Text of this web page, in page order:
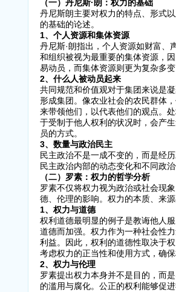
（一）丹尼斯·朗：权力的基础
丹尼斯朗主要对权力的特点、形式
的基础的论述。
1、个人资源和集体资源
丹尼斯·朗指出，个人资源如财富、
和组织被视为最重要的集体资源，
易动员，而集体资源则更为复杂多
2、什么人被动员起来
共同规范和价值观对于集团来说是
形成集团。像农业社会的农民群体
来带领他们，以代表他们的观点。
于受制于他人权利的状况时，会产
员的方式。
3、数量与政治民主
民主政治不是一成不变的，而是经
民主政治内部的动态变化和不同政
（二）罗素：权力的哲学分析
罗素不仅将权力视为政治或社会现
德、伦理的影响。权力的本质、来
1、权力与道德
权利道德最明显的例子是教诲他人
道德而加强。权力作为一种社会性
利益。因此，权利的道德性取决于
考虑权力的正当性和使用方式，确
2、权力与伦理
罗素提出权力本身并不是目的，而
的滥用与腐化。公正的权利能够促